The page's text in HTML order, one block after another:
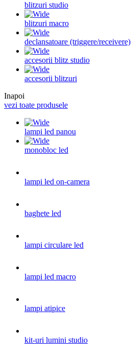
blitzuri studio
blitzuri macro
declansatoare (triggere/receivere)
accesorii blitz studio
accesorii blitzuri
Inapoi
vezi toate produsele
lampi led panou
monobloc led
lampi led on-camera
baghete led
lampi circulare led
lampi led macro
lampi atipice
kit-uri lumini studio